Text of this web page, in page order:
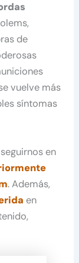
de
vuelve más
síntomas
en
. Además,
en